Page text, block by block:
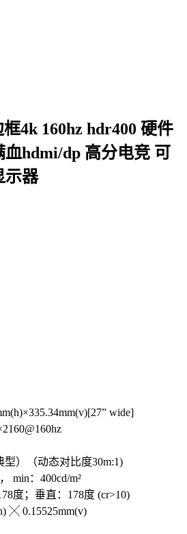
4k 160hz hdr400 硬件
hdmi/dp 高分电竞 可
示器
wide]
型）（动态对比度30m:1)
min：400cd/m²
度；垂直：178度 (cr>10)
╳ 0.15525mm(v)